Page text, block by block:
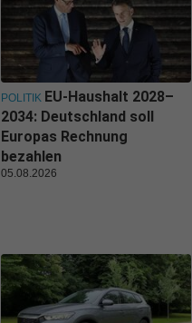
POLITIK EU-Haushalt 2028–
2034: Deutschland soll
Europas Rechnung
bezahlen
05.08.2026